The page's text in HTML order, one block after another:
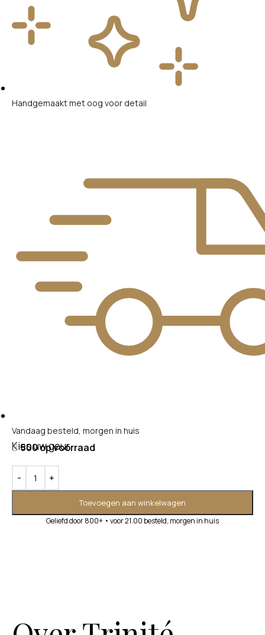
Handgemaakt met oog voor detail
Vandaag besteld, morgen in huis
Kies uw geur
500 op voorraad
Toevoegen aan winkelwagen
Geliefd door 800+ • voor 21.00 besteld, morgen in huis